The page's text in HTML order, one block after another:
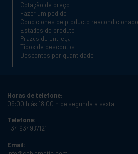
Cotação de preço
Fazer um pedido
Condiciones de producto reacondicionado
Estados do produto
Prazos de entrega
Tipos de descontos
Descontos por quantidade
Horas de telefone:
09:00 h às 18:00 h de segunda a sexta
Telefone:
+34 934987121
Email: